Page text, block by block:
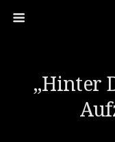
„Hinter